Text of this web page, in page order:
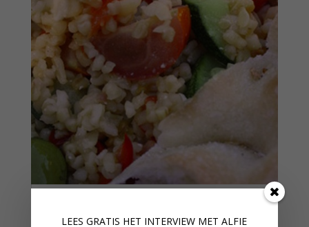
LEES GRATIS HET INTERVIEW MET ALFIE